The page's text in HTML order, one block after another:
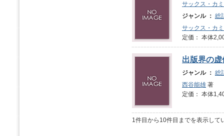
サックス・カ
ジャンル ： 総
サックス・カ
定価： 本体
出版界の
ジャンル ： 総
西谷能雄 著
定価： 本体
1件目から10件目までを表示して